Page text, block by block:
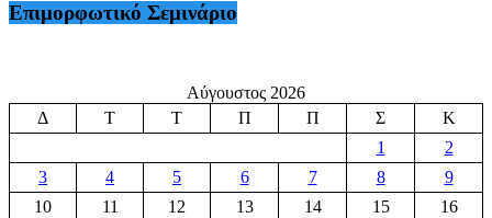
Επιμορφωτικό Σεμινάριο
Αύγουστος 2026
Δ
Τ Τ Π Π Σ
Κ
1
2
3
4 5 6 7 8
9
10
11 12 13 14 15
16